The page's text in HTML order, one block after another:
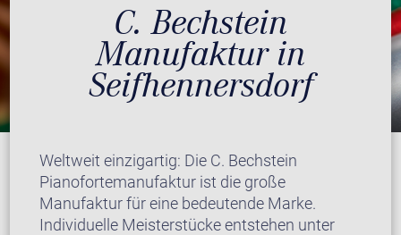
C. Bechstein
Manufaktur in
Seifhennersdorf
Weltweit einzigartig: Die C. Bechstein
Pianofortemanufaktur ist die große
Manufaktur für eine bedeutende Marke.
Individuelle Meisterstücke entstehen unter